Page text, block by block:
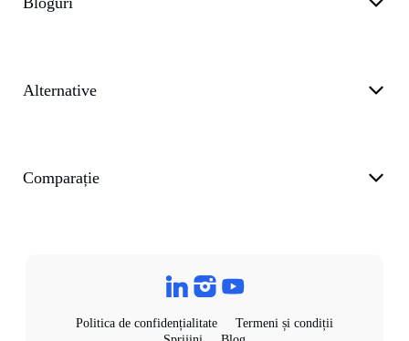
Alternative
Comparație
Politica de confidențialitate
Termeni și condiții